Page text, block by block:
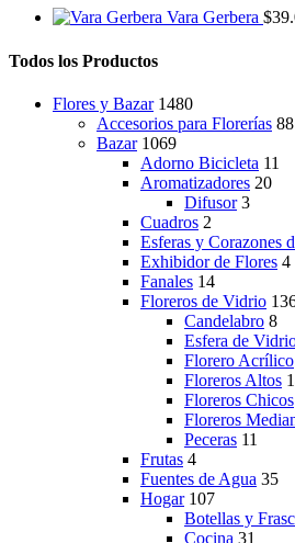
Vara Gerbera $
Todos los Productos
Flores y Bazar 1480
Accesorios para Florerías 88
Bazar 1069
Adorno Bicicleta 11
Aromatizadores 20
Difusor 3
Cuadros 2
Esferas y Corazones
Exhibidor de Flores 4
Fanales 14
Floreros de Vidrio
Candelabro 8
Esfera de
Florero Acrílico
Floreros Altos
Floreros Chicos
Floreros
Peceras 11
Frutas 4
Fuentes de Agua 35
Hogar 107
Botellas y
Cocina 31